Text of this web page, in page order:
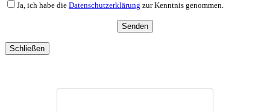
Ja, ich habe die Datenschutzerklärung zur Kenntnis genommen.
Schließen